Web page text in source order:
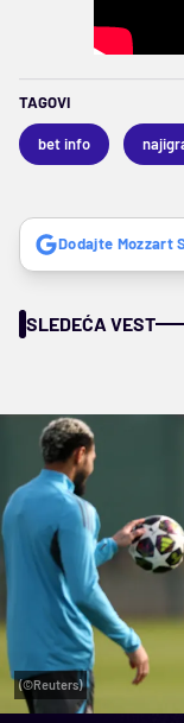
TAGOVI
bet info
Dodajte Mozzart
SLEDEĆA VEST
(©Reuters)